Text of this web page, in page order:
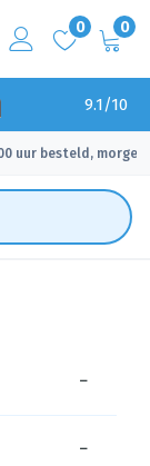
0 0
9.1/10
uur besteld, morgen
−
−